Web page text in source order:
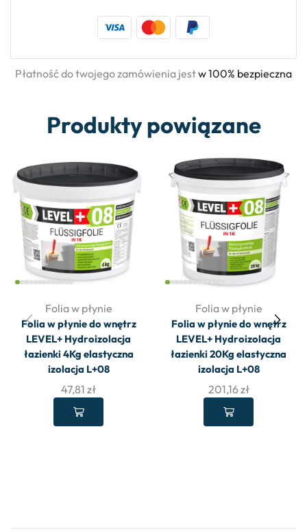
Płatność do twojego zamówienia jestw 100% bezpieczna
Produkty powiązane
Folia w płynie
Folia w płynie do wnętrz
LEVEL+ Hydroizolacja
łazienki 4Kg elastyczna
izolacja L+08
47,81 zł
Folia w płynie
Folia w płynie do wnętrz
LEVEL+ Hydroizolacja
łazienki 20Kg elastyczna
izolacja L+08
201,16zł